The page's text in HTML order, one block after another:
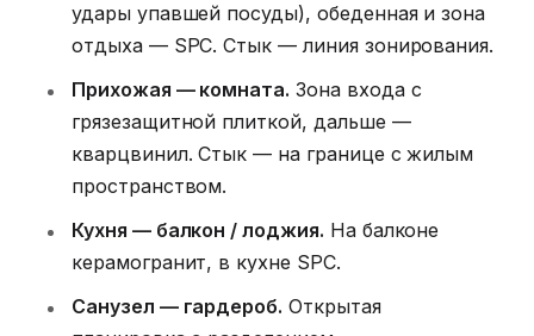
удары упавшей посуды), обеденная и зона
отдыха — SPC. Стык — линия зонирования.
Прихожая — комната. Зона входа с
грязезащитной плиткой, дальше —
кварцвинил. Стык — на границе с жилым
пространством.
Кухня — балкон / лоджия. На балконе
керамогранит, в кухне SPC.
Санузел — гардероб. Открытая